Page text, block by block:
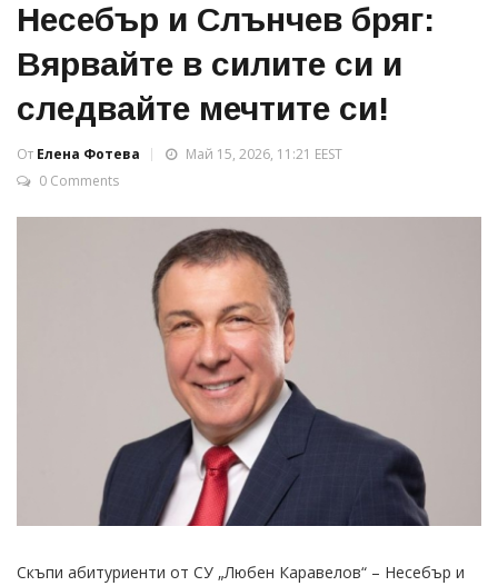
Несебър и Слънчев бряг:
Вярвайте в силите си и
следвайте мечтите си!
От Елена Фотева
Май 15, 2026, 11:21 EEST
0 Comments
Скъпи абитуриенти от СУ „Любен Каравелов“ – Несебър и